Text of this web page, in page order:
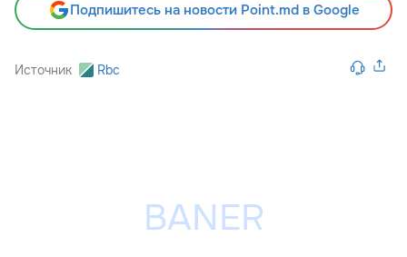
Подпишитесь на новости Point.md в Google
Источник Rbc